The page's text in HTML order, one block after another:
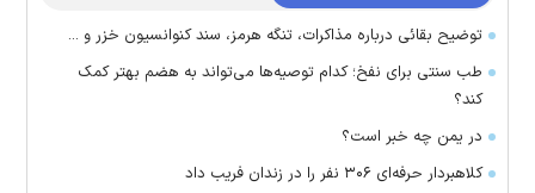
توضیح بقائی درباره مذاکرات، تنگه هرمز، سند کنوانسیون خزر و ...
طب سنتی برای نفخ؛ کدام توصیه‌ها می‌تواند به هضم بهتر کمک
کند؟
در یمن چه خبر است؟
کلاهبردار حرفه‌ای ۳۰۶ نفر را در زندان فریب داد